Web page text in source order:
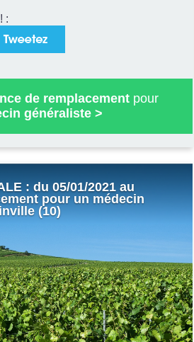
:
de remplacement pour
généraliste>
: du 05/01/2021 au
pour un médecin
(10)